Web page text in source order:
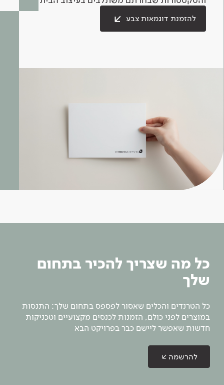
להזמנת דוגמאות צבע
כל מה שצריך להכיר בתחום
שלך
כל הטרנדים והכלים שאסור לפספס בתחום שלך: התנסות
במוצרים לפני כולם, הזמנות לכנסים מקצועיים וטכניקות
חדשות שאפשר ליישם כבר בפרויקט הבא
להרשמה